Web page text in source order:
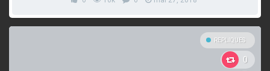
REPLIQUES
0